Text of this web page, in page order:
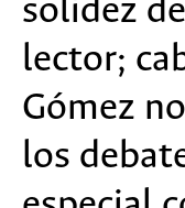
solidez
lector;
Gómez
los